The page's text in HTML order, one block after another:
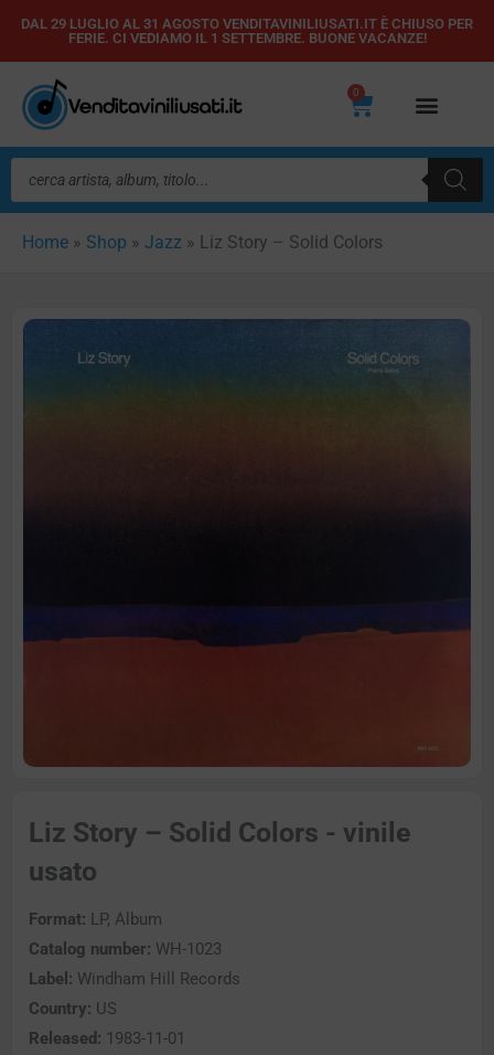
Vai
contenuto
DAL 29 LUGLIO AL 31 AGOSTO VENDITAVINILIUSATI.IT È CHIUSO PER
FERIE. CI VEDIAMO IL 1 SETTEMBRE. BUONE VACANZE!
0
Carrello
Ricerca
prodotti
Home » Shop » Jazz » Liz Story – Solid Colors
Liz Story – Solid Colors - vinile
usato
Format: LP, Album
Catalog number: WH-1023
Label: Windham Hill Records
Country: US
Released: 1983-11-01